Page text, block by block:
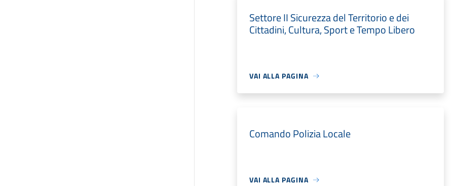
Settore II Sicurezza del Territorio e dei
Cittadini, Cultura, Sport e Tempo Libero
VAI ALLA PAGINA
Comando Polizia Locale
VAI ALLA PAGINA